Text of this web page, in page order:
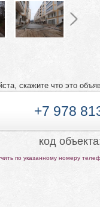
скажите что это
+7 978
код
по указанному номеру